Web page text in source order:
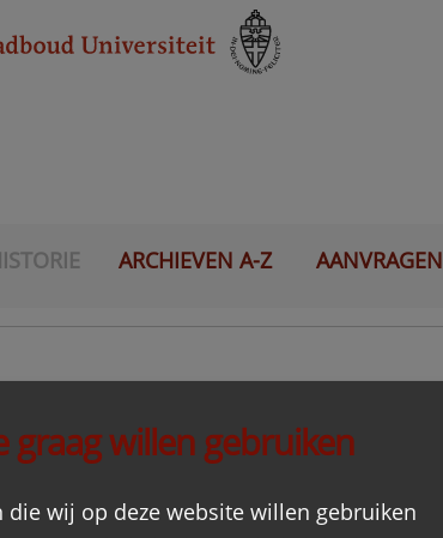
ARCHIEVEN A-Z AANVRAGEN
graag willen gebruiken
wij op deze website willen gebruiken